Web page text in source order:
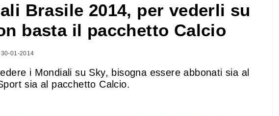
Brasile 2014, per vederli su
basta il pacchetto Calcio
30-01-2014
i Mondiali su Sky, bisogna essere abbonati sia al
sia al pacchetto Calcio.